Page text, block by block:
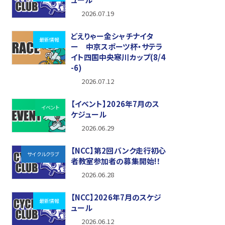
2026.07.19
最新情報
どえりゃー金シャチナイタ
ー 中京スポーツ杯・サテラ
イト四国中央寒川カップ(8/4
-6)
2026.07.12
イベント
【イベント】2026年7月のス
ケジュール
2026.06.29
サイクルクラブ
【NCC】第2回バンク走行初心
者教室参加者の募集開始!！
2026.06.28
最新情報
【NCC】2026年7月のスケジ
ュール
2026.06.12